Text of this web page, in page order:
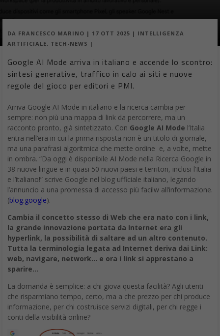
DA FRANCESCO MARINO | 17 OTT 2025 | INTELLIGENZA
ARTIFICIALE, TECH-NEWS |
Google AI Mode arriva in italiano e accende lo scontro:
sintesi generative, traffico in calo ai siti e nuove
regole del gioco per editori e PMI.
Arriva Google AI Mode in italiano e la ricerca cambia per
sempre: non più una mappa di link da percorrere, ma un
racconto pronto, già sintetizzato. Con Google AI Mode l’Italia
entra nell’era in cui la prima risposta non è un titolo di giornale,
ma una parafrasi algoritmica che mette ordine e, a volte, mette
in ombra. “Da oggi è disponibile AI Mode nella Ricerca Google in
38 nuove lingue e in quasi 50 nuovi paesi e territori, inclusi l’Italia
e l’italiano!” scrive Google nel blog ufficiale italiano, legando
l’annuncio a una promessa di accesso più facilw all’informazione.
(blog.google).
Cambia il concetto stesso di Web che era nato con i link,
la grande innovazione portata da Internet era gli
hyperlink, la possibilità di saltare ad un altro contenuto.
Tutta la terminologia legata ad Internet deriva dai Link:
web, navigare, network… e ora i link si apprestano a
sparire…
La domanda è semplice: a chi giova questa facilità? Agli utenti
che risparmiano tempo, certo, ma a che prezzo per chi produce
informazione, per chi costruisce servizi digitali, per chi regge i
conti della visibilità online?